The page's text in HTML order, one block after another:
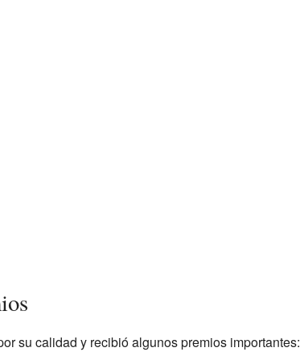
su calidad y recibió algunos premios importantes: